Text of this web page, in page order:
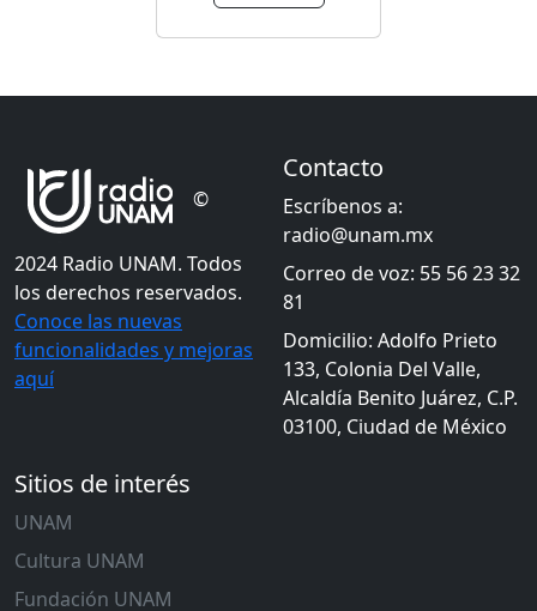
©
2024 Radio UNAM. Todos
los derechos reservados.
Conoce las nuevas
funcionalidades y mejoras
aquí
Contacto
Escríbenos a:
radio@unam.mx
Correo de voz: 55 56 23 32
81
Domicilio: Adolfo Prieto
133, Colonia Del Valle,
Alcaldía Benito Juárez, C.P.
03100, Ciudad de México
Sitios de interés
UNAM
Cultura UNAM
Fundación UNAM